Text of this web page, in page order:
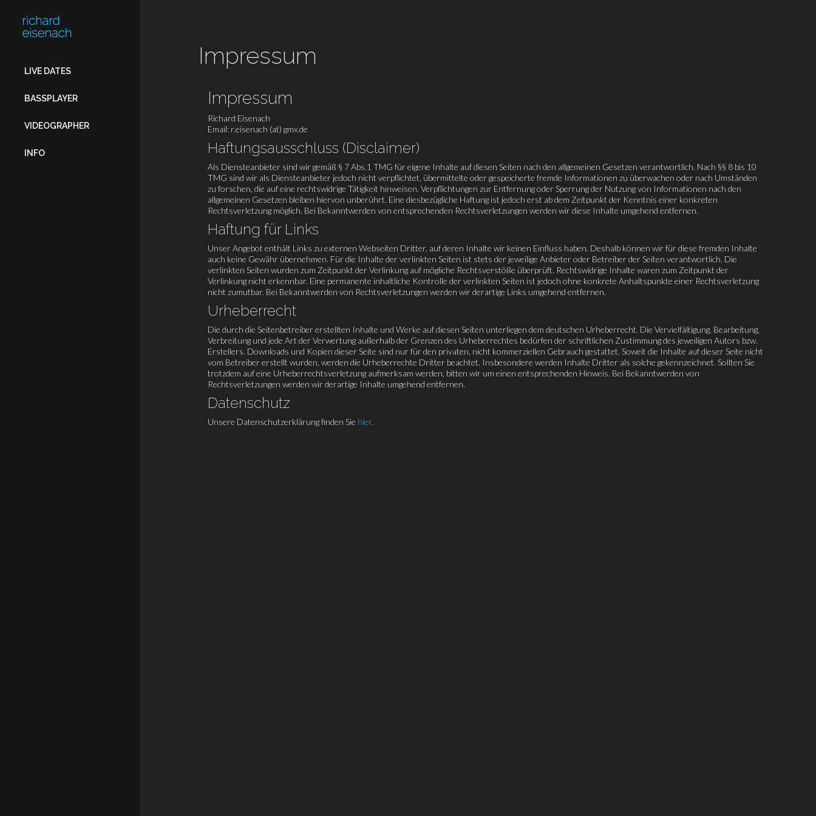
LIVE DATES
BASSPLAYER
VIDEOGRAPHER
INFO
Impressum
Impressum
Richard Eisenach
Email: r.eisenach (at) gmx.de
Haftungsausschluss (Disclaimer)
Als Diensteanbieter sind wir gemäß § 7 Abs.1 TMG für eigene Inhalte auf diesen Seiten nach den allgemeinen Gesetzen verantwortlich. Nach §§ 8 bis 10
TMG sind wir als Diensteanbieter jedoch nicht verpflichtet, übermittelte oder gespeicherte fremde Informationen zu überwachen oder nach Umständen
zu forschen, die auf eine rechtswidrige Tätigkeit hinweisen. Verpflichtungen zur Entfernung oder Sperrung der Nutzung von Informationen nach den
allgemeinen Gesetzen bleiben hiervon unberührt. Eine diesbezügliche Haftung ist jedoch erst ab dem Zeitpunkt der Kenntnis einer konkreten
Rechtsverletzung möglich. Bei Bekanntwerden von entsprechenden Rechtsverletzungen werden wir diese Inhalte umgehend entfernen.
Haftung für Links
Unser Angebot enthält Links zu externen Webseiten Dritter, auf deren Inhalte wir keinen Einfluss haben. Deshalb können wir für diese fremden Inhalte
auch keine Gewähr übernehmen. Für die Inhalte der verlinkten Seiten ist stets der jeweilige Anbieter oder Betreiber der Seiten verantwortlich. Die
verlinkten Seiten wurden zum Zeitpunkt der Verlinkung auf mögliche Rechtsverstöße überprüft. Rechtswidrige Inhalte waren zum Zeitpunkt der
Verlinkung nicht erkennbar. Eine permanente inhaltliche Kontrolle der verlinkten Seiten ist jedoch ohne konkrete Anhaltspunkte einer Rechtsverletzung
nicht zumutbar. Bei Bekanntwerden von Rechtsverletzungen werden wir derartige Links umgehend entfernen.
Urheberrecht
Die durch die Seitenbetreiber erstellten Inhalte und Werke auf diesen Seiten unterliegen dem deutschen Urheberrecht. Die Vervielfältigung, Bearbeitung,
Verbreitung und jede Art der Verwertung außerhalb der Grenzen des Urheberrechtes bedürfen der schriftlichen Zustimmung des jeweiligen Autors bzw.
Erstellers. Downloads und Kopien dieser Seite sind nur für den privaten, nicht kommerziellen Gebrauch gestattet. Soweit die Inhalte auf dieser Seite nicht
vom Betreiber erstellt wurden, werden die Urheberrechte Dritter beachtet. Insbesondere werden Inhalte Dritter als solche gekennzeichnet. Sollten Sie
trotzdem auf eine Urheberrechtsverletzung aufmerksam werden, bitten wir um einen entsprechenden Hinweis. Bei Bekanntwerden von
Rechtsverletzungen werden wir derartige Inhalte umgehend entfernen.
Datenschutz
Unsere Datenschutzerklärung finden Sie hier.